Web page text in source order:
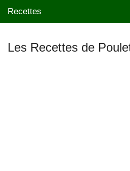
Recettes
Les Recettes de